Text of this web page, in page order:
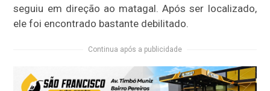
seguiu em direção ao matagal. Após ser localizado,
ele foi encontrado bastante debilitado.
Continua após a publicidade